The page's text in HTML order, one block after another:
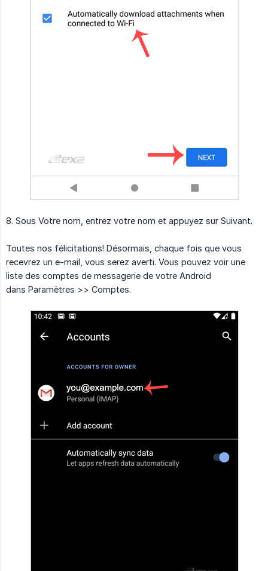
8. Sous Votre nom, entrez votre nom et appuyez sur Suivant.
Toutes nos félicitations! Désormais, chaque fois que vous
recevrez un e-mail, vous serez averti. Vous pouvez voir une
liste des comptes de messagerie de votre Android
dans Paramètres >> Comptes.